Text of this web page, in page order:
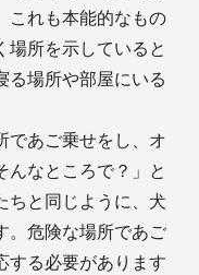
これも本能的なもの
場所を示していると
る場所や部屋にいる
であご乗せをし、オ
んなところで？」と
ちと同じように、犬
。危険な場所であご
する必要があります